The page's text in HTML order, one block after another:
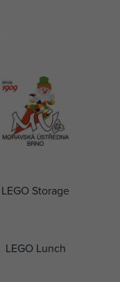
LEGO Storage
LEGO Lunch